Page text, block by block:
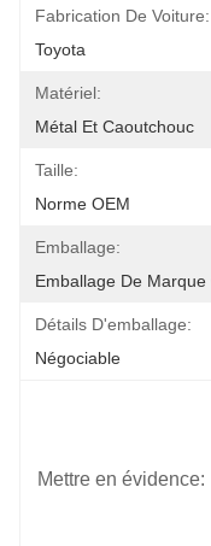
Fabrication De Voiture:
Toyota
Matériel:
Métal Et Caoutchouc
Taille:
Norme OEM
Emballage:
Emballage De
Détails D'emballage:
Négociable
Mettre en évidence: